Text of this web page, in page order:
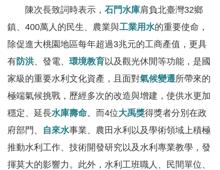
訊
息
便
民
務
訊
服
務
陳次長致詞時表示， 石門水庫肩負北臺灣32鄉
鎮、400萬人的民生、農業與工業用水的重要使命，
除促進大桃園地區每年超過3兆元的工商產值，更具
有防洪、發電、 環境教育以及觀光休閒等功能，是國
家級的重要水利文化資產，且面對氣候變遷所帶來的
極端氣候挑戰，歷經多次的改造與增建，使供水更加
穩定、延長水庫壽命。而4位大禹獎得獎者分別在政
府部門、 自來水事業、農田水利以及學術領域上積極
推動水利工作、技術開發研究以及水利專業教學，發
揮莫大的影響力。此外，水利工班職人、民間單位、